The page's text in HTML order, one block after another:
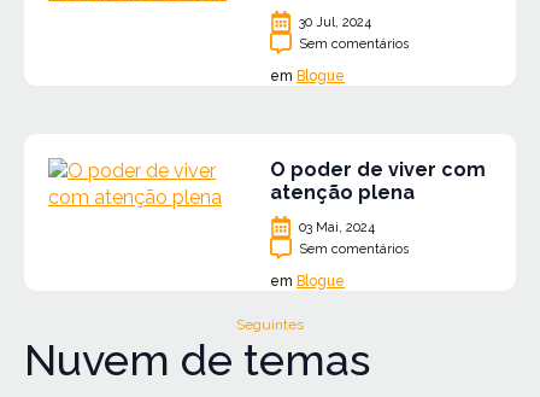
30 Jul, 2024
Sem comentários
em Blogue
O poder de viver com
atenção plena
03 Mai, 2024
Sem comentários
em Blogue
Seguintes
Nuvem de temas